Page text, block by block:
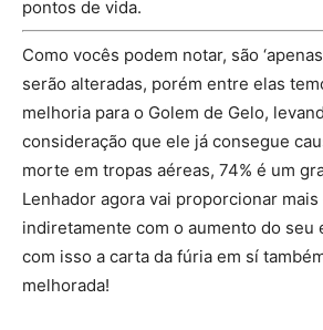
pontos de vida.
Como vocês podem notar, são
serão alteradas, porém entre elas
melhoria para o Golem de Gelo,
consideração que ele já consegue
morte em tropas aéreas, 74% é um
Lenhador agora vai proporcionar mais
indiretamente com o aumento do
com isso a carta da fúria em sí
melhorada!